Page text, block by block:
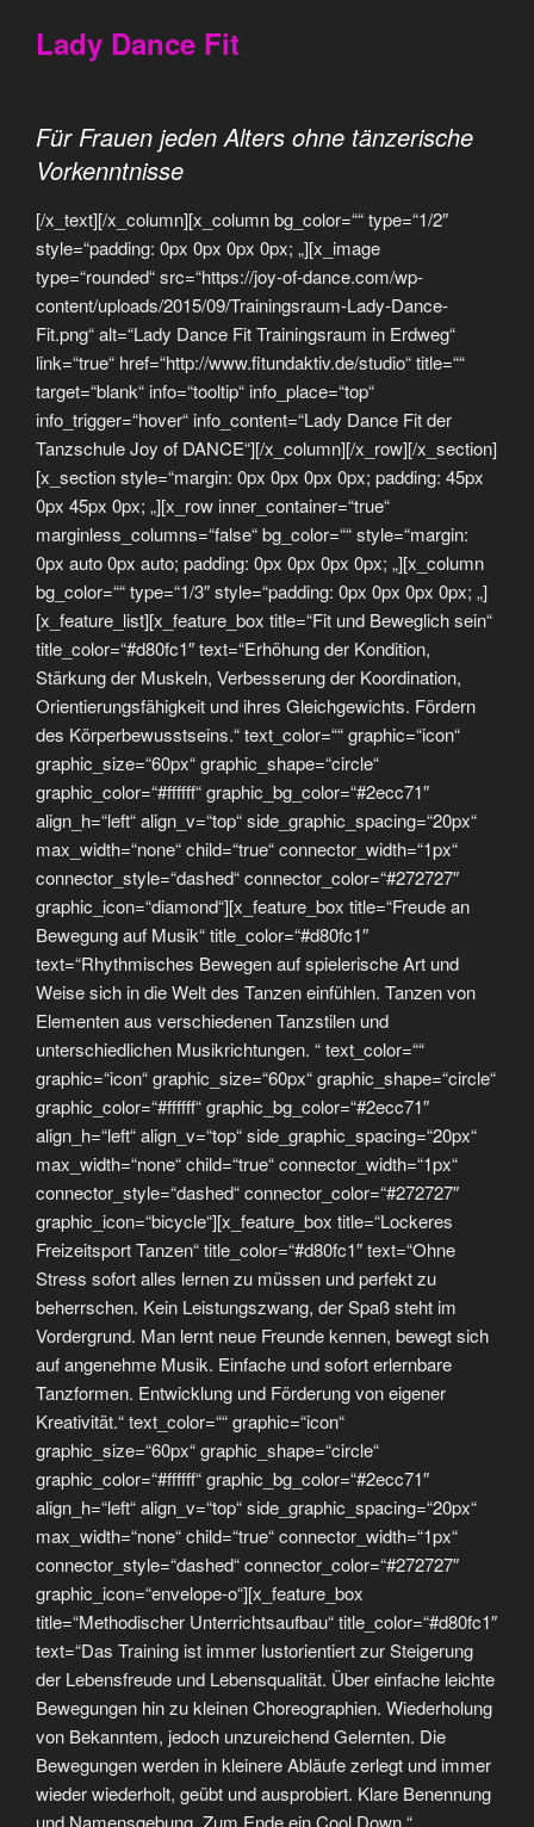
Lady Dance Fit
Für Frauen jeden Alters ohne tänzerische
Vorkenntnisse
[/x_text][/x_column][x_column bg_color=““ type=“1/2″
style=“padding: 0px 0px 0px 0px; „][x_image
type=“rounded“ src=“https://joy-of-dance.com/wp-
content/uploads/2015/09/Trainingsraum-Lady-Dance-
Fit.png“ alt=“Lady Dance Fit Trainingsraum in Erdweg“
link=“true“ href=“http://www.fitundaktiv.de/studio“ title=““
target=“blank“ info=“tooltip“ info_place=“top“
info_trigger=“hover“ info_content=“Lady Dance Fit der
Tanzschule Joy of DANCE“][/x_column][/x_row][/x_section]
[x_section style=“margin: 0px 0px 0px 0px; padding: 45px
0px 45px 0px; „][x_row inner_container=“true“
marginless_columns=“false“ bg_color=““ style=“margin:
0px auto 0px auto; padding: 0px 0px 0px 0px; „][x_column
bg_color=““ type=“1/3″ style=“padding: 0px 0px 0px 0px; „]
[x_feature_list][x_feature_box title=“Fit und Beweglich sein“
title_color=“#d80fc1″ text=“Erhöhung der Kondition,
Stärkung der Muskeln, Verbesserung der Koordination,
Orientierungsfähigkeit und ihres Gleichgewichts. Fördern
des Körperbewusstseins.“ text_color=““ graphic=“icon“
graphic_size=“60px“ graphic_shape=“circle“
graphic_color=“#ffffff“ graphic_bg_color=“#2ecc71″
align_h=“left“ align_v=“top“ side_graphic_spacing=“20px“
max_width=“none“ child=“true“ connector_width=“1px“
connector_style=“dashed“ connector_color=“#272727″
graphic_icon=“diamond“][x_feature_box title=“Freude an
Bewegung auf Musik“ title_color=“#d80fc1″
text=“Rhythmisches Bewegen auf spielerische Art und
Weise sich in die Welt des Tanzen einfühlen. Tanzen von
Elementen aus verschiedenen Tanzstilen und
unterschiedlichen Musikrichtungen. “ text_color=““
graphic=“icon“ graphic_size=“60px“ graphic_shape=“circle“
graphic_color=“#ffffff“ graphic_bg_color=“#2ecc71″
align_h=“left“ align_v=“top“ side_graphic_spacing=“20px“
max_width=“none“ child=“true“ connector_width=“1px“
connector_style=“dashed“ connector_color=“#272727″
graphic_icon=“bicycle“][x_feature_box title=“Lockeres
Freizeitsport Tanzen“ title_color=“#d80fc1″ text=“Ohne
Stress sofort alles lernen zu müssen und perfekt zu
beherrschen. Kein Leistungszwang, der Spaß steht im
Vordergrund. Man lernt neue Freunde kennen, bewegt sich
auf angenehme Musik. Einfache und sofort erlernbare
Tanzformen. Entwicklung und Förderung von eigener
Kreativität.“ text_color=““ graphic=“icon“
graphic_size=“60px“ graphic_shape=“circle“
graphic_color=“#ffffff“ graphic_bg_color=“#2ecc71″
align_h=“left“ align_v=“top“ side_graphic_spacing=“20px“
max_width=“none“ child=“true“ connector_width=“1px“
connector_style=“dashed“ connector_color=“#272727″
graphic_icon=“envelope-o“][x_feature_box
title=“Methodischer Unterrichtsaufbau“ title_color=“#d80fc1″
text=“Das Training ist immer lustorientiert zur Steigerung
der Lebensfreude und Lebensqualität. Über einfache leichte
Bewegungen hin zu kleinen Choreographien. Wiederholung
von Bekanntem, jedoch unzureichend Gelernten. Die
Bewegungen werden in kleinere Abläufe zerlegt und immer
wieder wiederholt, geübt und ausprobiert. Klare Benennung
und Namensgebung. Zum Ende ein Cool Down.“